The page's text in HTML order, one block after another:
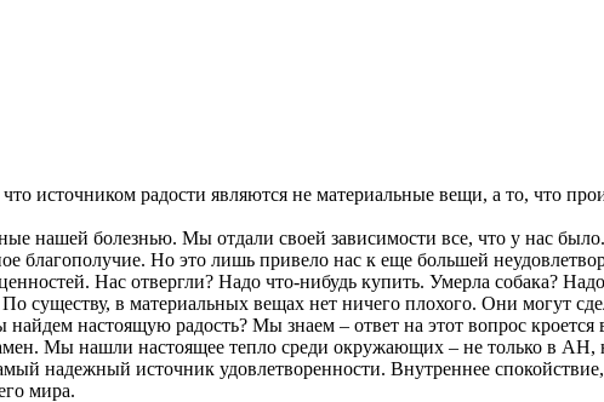
источником радости являются не материальные вещи, а то, что
болезнью. Мы отдали своей зависимости все, что у нас было.
благополучие. Но это лишь привело нас к еще большей
Нас отвергли? Надо что-нибудь купить. Умерла собака?
существу, в материальных вещах нет ничего плохого. Они могут
настоящую радость? Мы знаем – ответ на этот вопрос
Мы нашли настоящее тепло среди окружающих – не только в
надежный источник удовлетворенности. Внутреннее
мира.